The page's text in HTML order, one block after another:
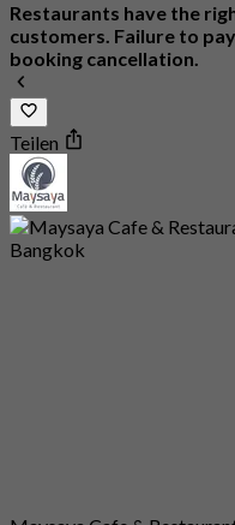
Restaurants have the
customers. Failure to
booking cancellation.
Teilen